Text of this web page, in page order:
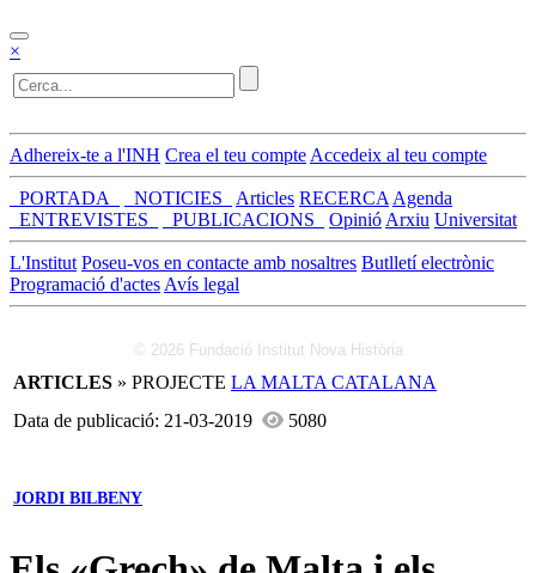
×
Adhereix-te a l'INH Crea el teu compte Accedeix al teu compte
_PORTADA_ _NOTICIES_ Articles RECERCA Agenda
_ENTREVISTES_
_PUBLICACIONS_ Opinió Arxiu Universitat
L'Institut Poseu-vos en contacte amb nosaltres Butlletí electrònic
Programació d'actes Avís legal
© 2026 Fundació Institut Nova Història
ARTICLES » PROJECTE LA MALTA CATALANA
Data de publicació: 21-03-2019
5080
JORDI BILBENY